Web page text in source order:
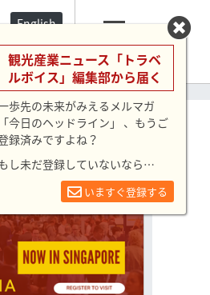
English
メニュー
観光産業ニュース「トラベ
ルボイス」編集部から届く
歩先の未来がみえるメルマガ
「今日のヘッドライン」 、もうご
録済みですよね？
し未だ登録していないなら…
いますぐ登録する